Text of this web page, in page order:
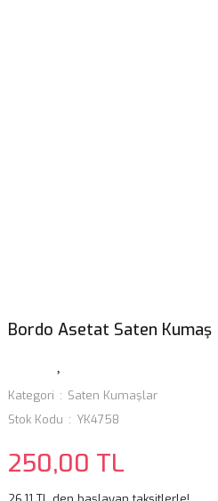
Bordo Asetat Saten Kumaş
Kategori
Saten Kumaşlar
Stok Kodu
YK4758
250,00 TL